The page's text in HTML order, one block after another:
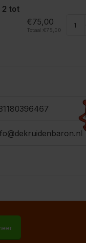
2 tot
€75,00
Totaal: €75,00